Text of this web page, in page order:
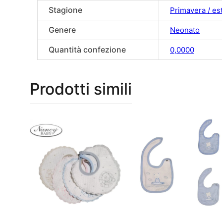
Stagione Primavera /
Genere Neonato
Quantità confezione 0,0000
Prodotti simili